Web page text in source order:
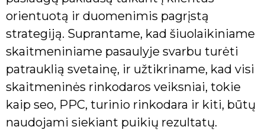
orientuotą ir duomenimis pagrįstą
strategiją. Suprantame, kad šiuolaikiniame
skaitmeniniame pasaulyje svarbu turėti
patrauklią svetainę, ir užtikriname, kad visi
skaitmeninės rinkodaros veiksniai, tokie
kaip seo, PPC, turinio rinkodara ir kiti, būtų
naudojami siekiant puikių rezultatų.